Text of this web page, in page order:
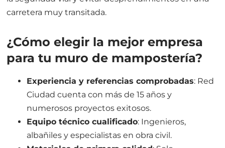
carretera muy transitada.
¿Cómo elegir la mejor empresa
para tu muro de mampostería?
Experiencia y referencias comprobadas: Red
Ciudad cuenta con más de 15 años y
numerosos proyectos exitosos.
Equipo técnico cualificado: Ingenieros,
albañiles y especialistas en obra civil.